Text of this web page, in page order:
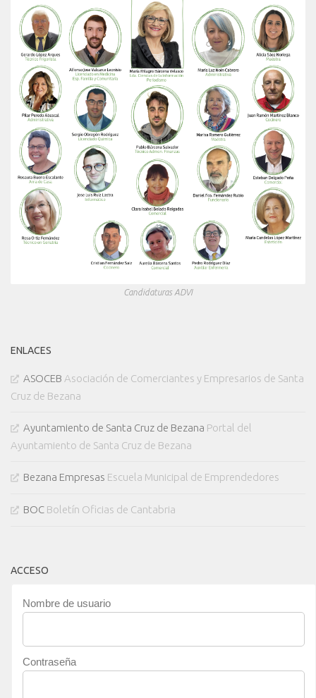
Candidaturas ADVI
ENLACES
ASOCEB Asociación de Comerciantes y Empresarios de Santa
Cruz de Bezana
Ayuntamiento de Santa Cruz de Bezana Portal del
Ayuntamiento de Santa Cruz de Bezana
Bezana Empresas Escuela Municipal de Emprendedores
BOC Boletín Oficias de Cantabria
ACCESO
Nombre de usuario
Contraseña